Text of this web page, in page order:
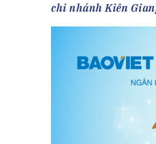
chi nhánh Kiên